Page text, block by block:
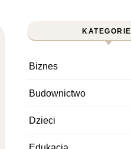
KATEGORIE
Biznes
Budownictwo
Dzieci